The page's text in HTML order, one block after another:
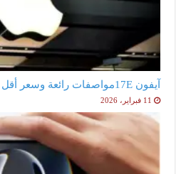
آيفون 17Eمواصفات رائعة وسعر أقل
11 فبراير، 2026